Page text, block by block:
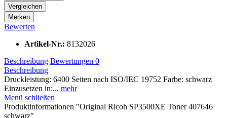
Vergleichen
Merken
Bewerten
Artikel-Nr.: 8132026
Beschreibung Bewertungen 0
Beschreibung
Druckleistung: 6400 Seiten nach ISO/IEC 19752 Farbe: schwarz
Einzusetzen in:... mehr
Menü schließen
Produktinformationen "Original Ricoh SP3500XE Toner 407646
schwarz"